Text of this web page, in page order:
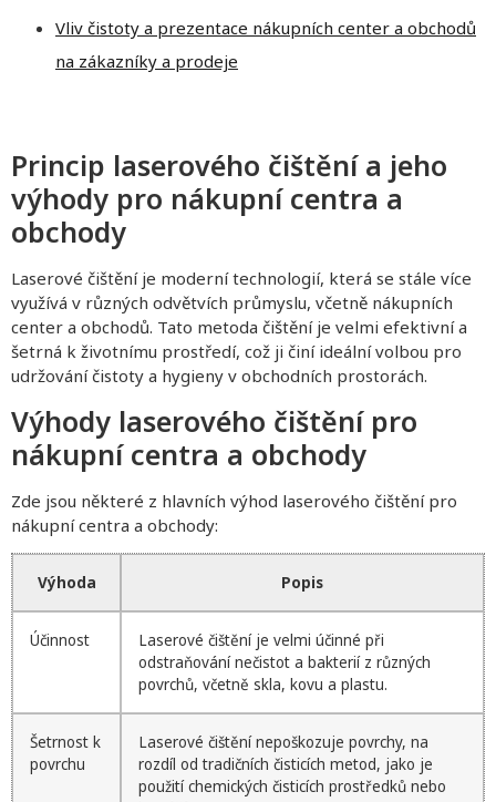
Vliv čistoty a prezentace nákupních center a obchodů
na zákazníky a prodeje
Princip laserového čištění a jeho
výhody pro nákupní centra a
obchody
Laserové čištění je moderní technologií, která se stále více
využívá v různých odvětvích průmyslu, včetně nákupních
center a obchodů. Tato metoda čištění je velmi efektivní a
šetrná k životnímu prostředí, což ji činí ideální volbou pro
udržování čistoty a hygieny v obchodních prostorách.
Výhody laserového čištění pro
nákupní centra a obchody
Zde jsou některé z hlavních výhod laserového čištění pro
nákupní centra a obchody:
Výhoda Popis
Účinnost
Laserové čištění je velmi účinné při
odstraňování nečistot a bakterií z různých
povrchů, včetně skla, kovu a plastu.
Šetrnost k
povrchu
Laserové čištění nepoškozuje povrchy, na
rozdíl od tradičních čisticích metod, jako je
použití chemických čisticích prostředků nebo